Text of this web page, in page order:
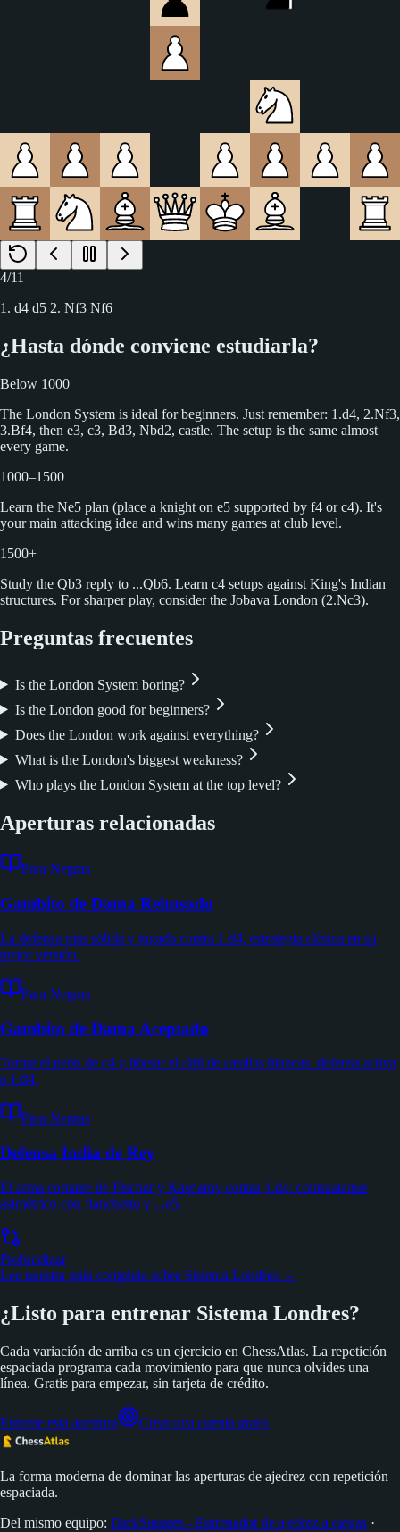
1. d4 d5 2. Nf3 Nf6
Below 1000
3.Bf4, then e3, c3, Bd3, Nbd2, castle. The setup is the same almost
every game.
1000–1500
Learn the Ne5 plan (place a knight on e5 supported by f4 or c4). It's
your main attacking idea and wins many games at club level.
1500+
Study the Qb3 reply to ...Qb6. Learn c4 setups against King's Indian
structures. For sharper play, consider the Jobava London (2.Nc3).
Preguntas frecuentes
Is the London System boring?
Is the London good for beginners?
Does the London work against everything?
What is the London's biggest weakness?
Who plays the London System at the top level?
Aperturas relacionadas
Gambito de Dama Rehusado
La defensa más sólida y jugada contra 1.d4, estrategia clásica en su
Gambito de Dama Aceptado
Tomar el peón de c4 y liberar el alfil de casillas blancas: defensa activa
Defensa India de Rey
El arma cortante de Fischer y Kasparov contra 1.d4: contraataque
asimétrico con fianchetto y ...e5.
Profundizar
Lee nuestra guía completa sobre Sistema Londres →
¿Listo para entrenar Sistema Londres?
Cada variación de arriba es un ejercicio en ChessAtlas. La repetición
espaciada programa cada movimiento para que nunca olvides una
línea. Gratis para empezar, sin tarjeta de crédito.
Entrene esta apertura Crear una cuenta gratis